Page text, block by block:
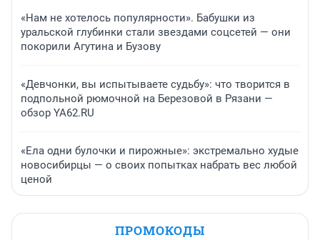
«Нам не хотелось популярности». Бабушки из
уральской глубинки стали звездами соцсетей — они
покорили Агутина и Бузову
«Девчонки, вы испытываете судьбу»: что творится в
подпольной рюмочной на Березовой в Рязани —
обзор YA62.RU
«Ела одни булочки и пирожные»: экстремально худые
новосибирцы — о своих попытках набрать вес любой
ценой
ПРОМОКОДЫ